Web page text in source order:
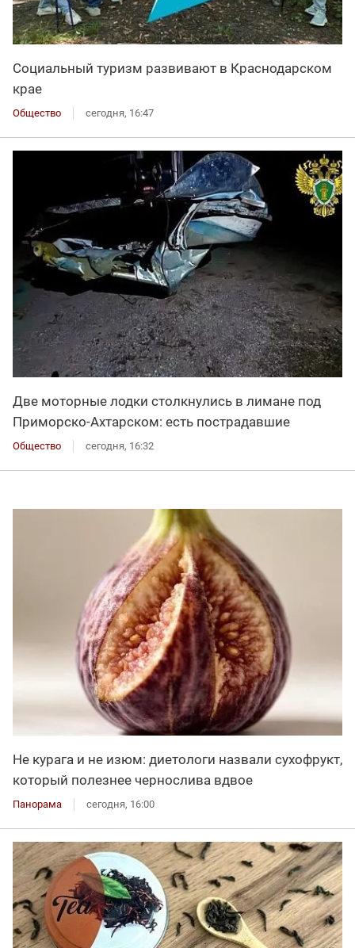
Социальный туризм развивают в Краснодарском
крае
Общество сегодня, 16:47
Две моторные лодки столкнулись в лимане под
Приморско-Ахтарском: есть пострадавшие
Общество сегодня, 16:32
Не курага и не изюм: диетологи назвали сухофрукт,
который полезнее чернослива вдвое
Панорама сегодня, 16:00